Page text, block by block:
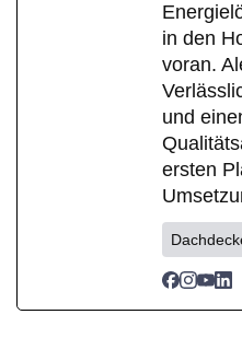
in den
voran.
und
ersten